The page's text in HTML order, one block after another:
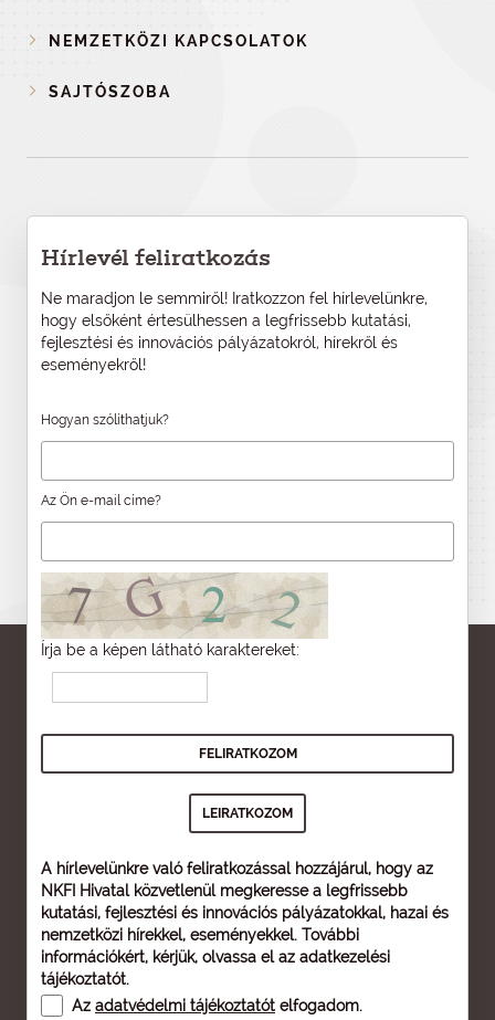
NEMZETKÖZI KAPCSOLATOK
SAJTÓSZOBA
Hírlevél feliratkozás
Ne maradjon le semmiről! Iratkozzon fel hírlevelünkre,
hogy elsőként értesülhessen a legfrissebb kutatási,
fejlesztési és innovációs pályázatokról, hírekről és
eseményekről!
Hogyan szólíthatjuk?
Az Ön e-mail címe?
Írja be a képen látható karaktereket:
A hírlevelünkre való feliratkozással hozzájárul, hogy az
NKFI Hivatal közvetlenül megkeresse a legfrissebb
kutatási, fejlesztési és innovációs pályázatokkal, hazai és
nemzetközi hírekkel, eseményekkel. További
információkért, kérjük, olvassa el az adatkezelési
tájékoztatót.
Az adatvédelmi tájékoztatót elfogadom.